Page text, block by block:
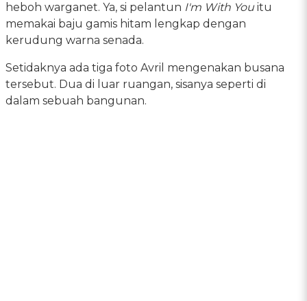
heboh warganet. Ya, si pelantun I'm With You itu
memakai baju gamis hitam lengkap dengan
kerudung warna senada.
Setidaknya ada tiga foto Avril mengenakan busana
tersebut. Dua di luar ruangan, sisanya seperti di
dalam sebuah bangunan.